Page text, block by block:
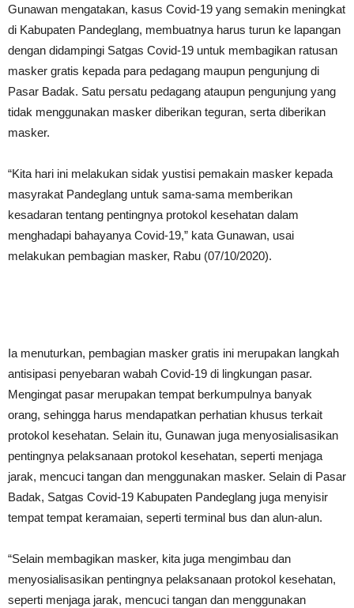
Gunawan mengatakan, kasus Covid-19 yang semakin meningkat
di Kabupaten Pandeglang, membuatnya harus turun ke lapangan
dengan didampingi Satgas Covid-19 untuk membagikan ratusan
masker gratis kepada para pedagang maupun pengunjung di
Pasar Badak. Satu persatu pedagang ataupun pengunjung yang
tidak menggunakan masker diberikan teguran, serta diberikan
masker.
“Kita hari ini melakukan sidak yustisi pemakain masker kepada
masyrakat Pandeglang untuk sama-sama memberikan
kesadaran tentang pentingnya protokol kesehatan dalam
menghadapi bahayanya Covid-19,” kata Gunawan, usai
melakukan pembagian masker, Rabu (07/10/2020).
Ia menuturkan, pembagian masker gratis ini merupakan langkah
antisipasi penyebaran wabah Covid-19 di lingkungan pasar.
Mengingat pasar merupakan tempat berkumpulnya banyak
orang, sehingga harus mendapatkan perhatian khusus terkait
protokol kesehatan. Selain itu, Gunawan juga menyosialisasikan
pentingnya pelaksanaan protokol kesehatan, seperti menjaga
jarak, mencuci tangan dan menggunakan masker. Selain di Pasar
Badak, Satgas Covid-19 Kabupaten Pandeglang juga menyisir
tempat tempat keramaian, seperti terminal bus dan alun-alun.
“Selain membagikan masker, kita juga mengimbau dan
menyosialisasikan pentingnya pelaksanaan protokol kesehatan,
seperti menjaga jarak, mencuci tangan dan menggunakan